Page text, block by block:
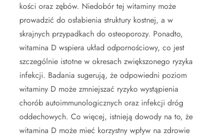
kości oraz zębów. Niedobór tej witaminy może
prowadzić do osłabienia struktury kostnej, a w
skrajnych przypadkach do osteoporozy. Ponadto,
witamina D wspiera układ odpornościowy, co jest
szczególnie istotne w okresach zwiększonego ryzyka
infekcji. Badania sugerują, że odpowiedni poziom
witaminy D może zmniejszać ryzyko wystąpienia
chorób autoimmunologicznych oraz infekcji dróg
oddechowych. Co więcej, istnieją dowody na to, że
witamina D może mieć korzystny wpływ na zdrowie